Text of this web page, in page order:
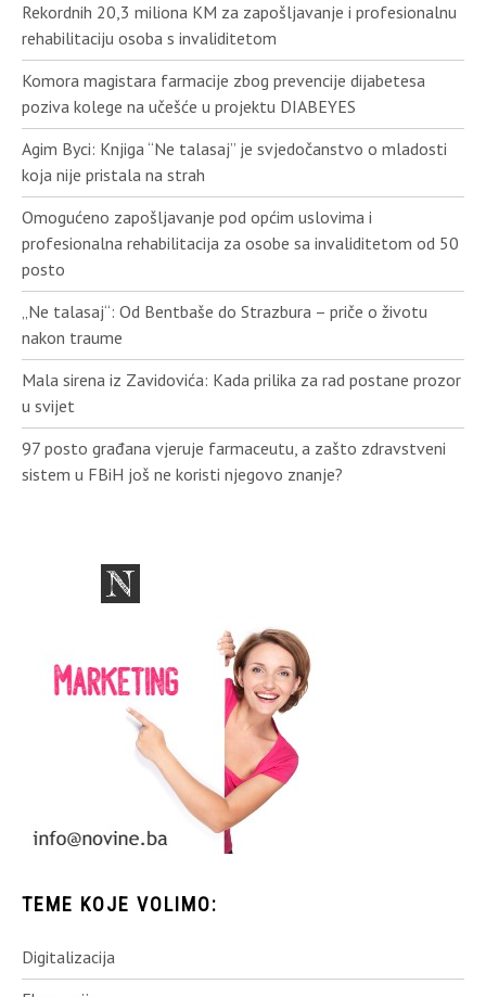
Rekordnih 20,3 miliona KM za zapošljavanje i profesionalnu
rehabilitaciju osoba s invaliditetom
Komora magistara farmacije zbog prevencije dijabetesa
poziva kolege na učešće u projektu DIABEYES
Agim Byci: Knjiga “Ne talasaj” je svjedočanstvo o mladosti
koja nije pristala na strah
Omogućeno zapošljavanje pod općim uslovima i
profesionalna rehabilitacija za osobe sa invaliditetom od 50
posto
„Ne talasaj“: Od Bentbaše do Strazbura – priče o životu
nakon traume
Mala sirena iz Zavidovića: Kada prilika za rad postane prozor
u svijet
97 posto građana vjeruje farmaceutu, a zašto zdravstveni
sistem u FBiH još ne koristi njegovo znanje?
TEME KOJE VOLIMO:
Digitalizacija